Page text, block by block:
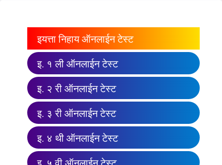
इयत्ता निहाय ऑनलाईन टेस्ट
इ. १ ली ऑनलाईन टेस्ट
इ. २ री ऑनलाईन टेस्ट
इ. ३ री ऑनलाईन टेस्ट
इ. ४ थी ऑनलाईन टेस्ट